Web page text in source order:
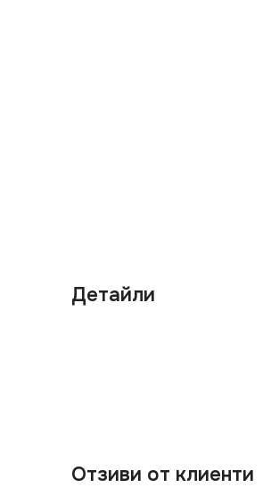
Детайли
Отзиви от клиенти